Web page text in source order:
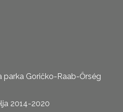
parka Goričko-Raab-Őrség
2014-2020